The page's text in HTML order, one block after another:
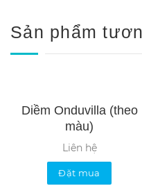
Sản phẩm
Diềm Onduvilla (theo
màu)
Liên hệ
Đặt mua